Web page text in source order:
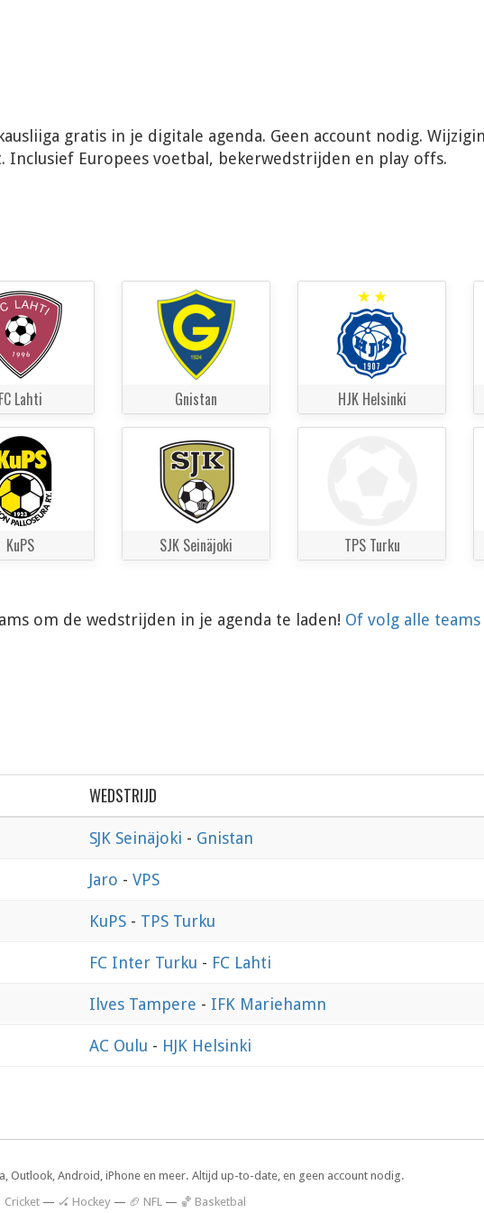
gratis in je digitale agenda. Geen account nodig.
Europees voetbal, bekerwedstrijden en play offs.
FC Lahti Gnistan HJK Helsinki
KuPS SJK Seinäjoki TPS Turku
om de wedstrijden in je agenda te laden! Of volg alle teams
WEDSTRIJD
SJK Seinäjoki - Gnistan
Jaro - VPS
KuPS - TPS Turku
FC Inter Turku - FC Lahti
Ilves Tampere - IFK Mariehamn
AC Oulu - HJK Helsinki
Android, iPhone en meer. Altijd up-to-date, en geen account nodig.
Cricket — 🏑 Hockey — 🏈 NFL — 🏀 Basketbal